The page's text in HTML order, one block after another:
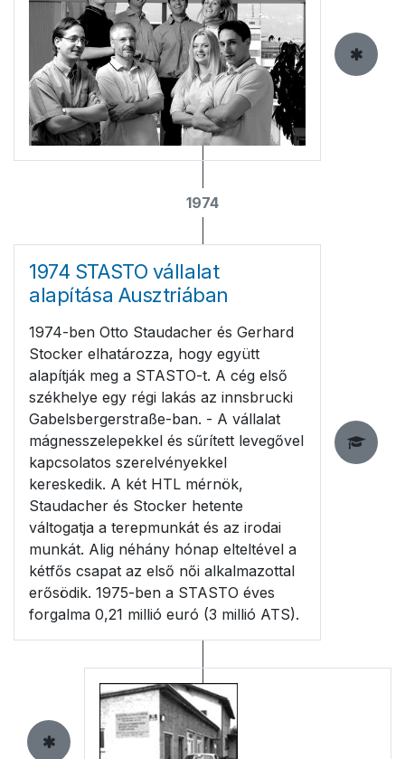
1974
1974 STASTO vállalat
alapítása Ausztriában
1974-ben Otto Staudacher és Gerhard
Stocker elhatározza, hogy együtt
alapítják meg a STASTO-t. A cég első
székhelye egy régi lakás az innsbrucki
Gabelsbergerstraße-ban. - A vállalat
mágnesszelepekkel és sűrített levegővel
kapcsolatos szerelvényekkel
kereskedik. A két HTL mérnök,
Staudacher és Stocker hetente
váltogatja a terepmunkát és az irodai
munkát. Alig néhány hónap elteltével a
kétfős csapat az első női alkalmazottal
erősödik. 1975-ben a STASTO éves
forgalma 0,21 millió euró (3 millió ATS).